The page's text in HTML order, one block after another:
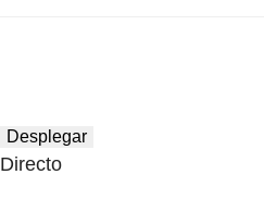
Desplegar
Directo